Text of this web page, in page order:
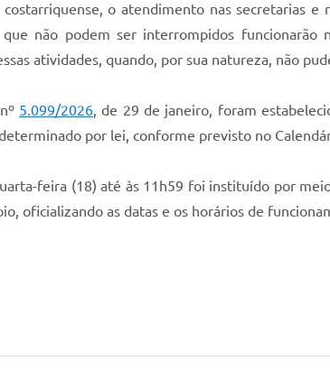
o atendimento nas secretarias
que não podem ser interrompidos
atividades, quando, por sua natureza, não
5.099/2026, de 29 de janeiro, foram
por lei, conforme previsto no
feira (18) até às 11h59 foi instituído por
oficializando as datas e os horários de